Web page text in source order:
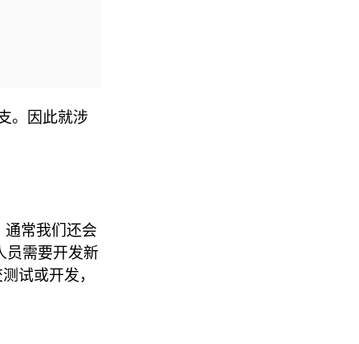
。因此就涉
通常我们还会
员需要开发新
试或开发，